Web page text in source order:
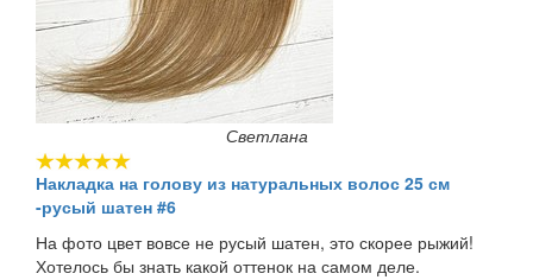
Светлана
Накладка на голову из натуральных волос 25 см
-русый шатен #6
На фото цвет вовсе не русый шатен, это скорее рыжий!
Хотелось бы знать какой оттенок на самом деле.